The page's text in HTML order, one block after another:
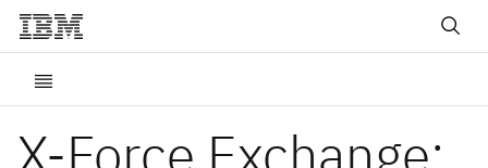
X-Force Exchange: